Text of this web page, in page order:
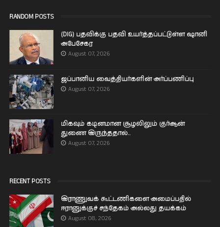
RANDOM POSTS
(DIG) பதவிக்கு பதவி உயர்த்தப்பட்டுள்ள ஷானி
அபேசேகர
August 07, 2026
ஜப்பானிய வைத்தியர்களின் அர்ப்பணிப்பு
August 07, 2026
மிகவும் கடினமான சூழலிலும் குர்ஆன்
துணை இருந்ததால்..
August 07, 2026
RECENT POSTS
இராணுவக் கூட்டணிகளை அமைப்பதில்
ஈரானுக்குச் சந்தேகம் அல்லது தயக்கம்
August 08, 2026